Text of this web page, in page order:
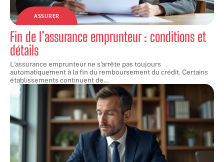
ASSURER
Fin de l’assurance emprunteur : conditions et
détails
L'assurance emprunteur ne s'arrête pas toujours
automatiquement à la fin du remboursement du crédit. Certains
établissements continuent de…